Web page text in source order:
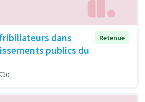
dans
publics du
Retenue
0